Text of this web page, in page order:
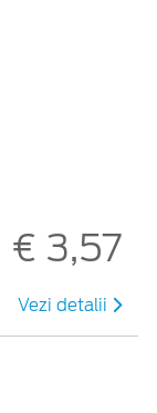
€ 3,57
Vezi detalii